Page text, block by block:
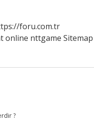
foru.com.tr
online nttgame Sitemap
?